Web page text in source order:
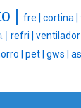
| fre | cortina |
| refri | ventilador |
| pet | gws |